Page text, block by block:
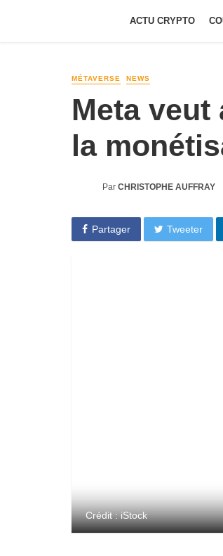
ACTU CRYPTO
MÉTAVERSE NEWS
Meta
la
Par CHRISTOPHE AUFFRAY
Partager Tweeter
Crédit : iStock